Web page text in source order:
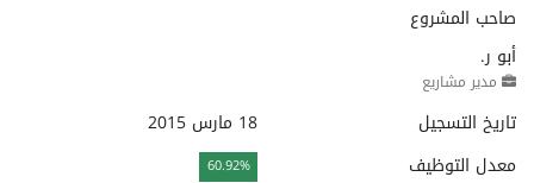
صاحب المشروع
أبو ر.
مدير مشاريع
تاريخ التسجيل
18 مارس 2015
معدل التوظيف
60.92%